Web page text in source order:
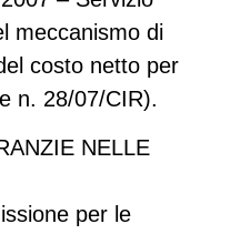
meccanismo di
costo netto per
n. 28/07/CIR).
NELLE
per le